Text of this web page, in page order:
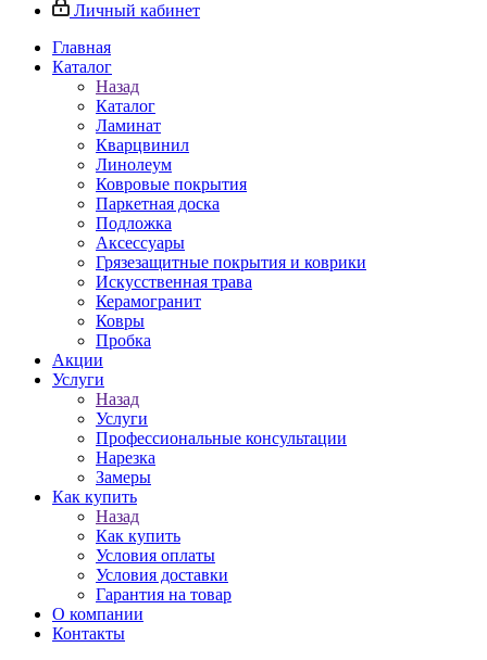
Личный кабинет
Главная
Каталог
Назад
Каталог
Ламинат
Кварцвинил
Линолеум
Ковровые покрытия
Паркетная доска
Подложка
Аксессуары
Грязезащитные покрытия и коврики
Искусственная трава
Керамогранит
Ковры
Пробка
Акции
Услуги
Назад
Услуги
Профессиональные консультации
Нарезка
Замеры
Как купить
Назад
Как купить
Условия оплаты
Условия доставки
Гарантия на товар
О компании
Контакты